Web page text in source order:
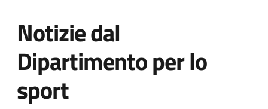
Notizie dal
Dipartimento per lo
sport